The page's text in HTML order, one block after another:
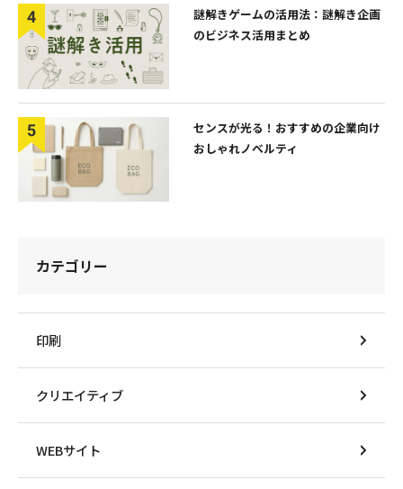
謎解きゲームの活用法：謎解き企画
のビジネス活用まとめ
センスが光る！おすすめの企業向け
おしゃれノベルティ
カテゴリー
印刷
クリエイティブ
WEBサイト